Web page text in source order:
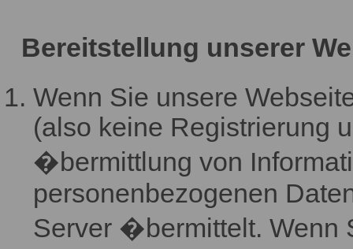
Bereitstellung unserer
Wenn Sie unsere
(also keine Registrierung
�bermittlung von
personenbezogenen
Server �bermittelt. Wenn